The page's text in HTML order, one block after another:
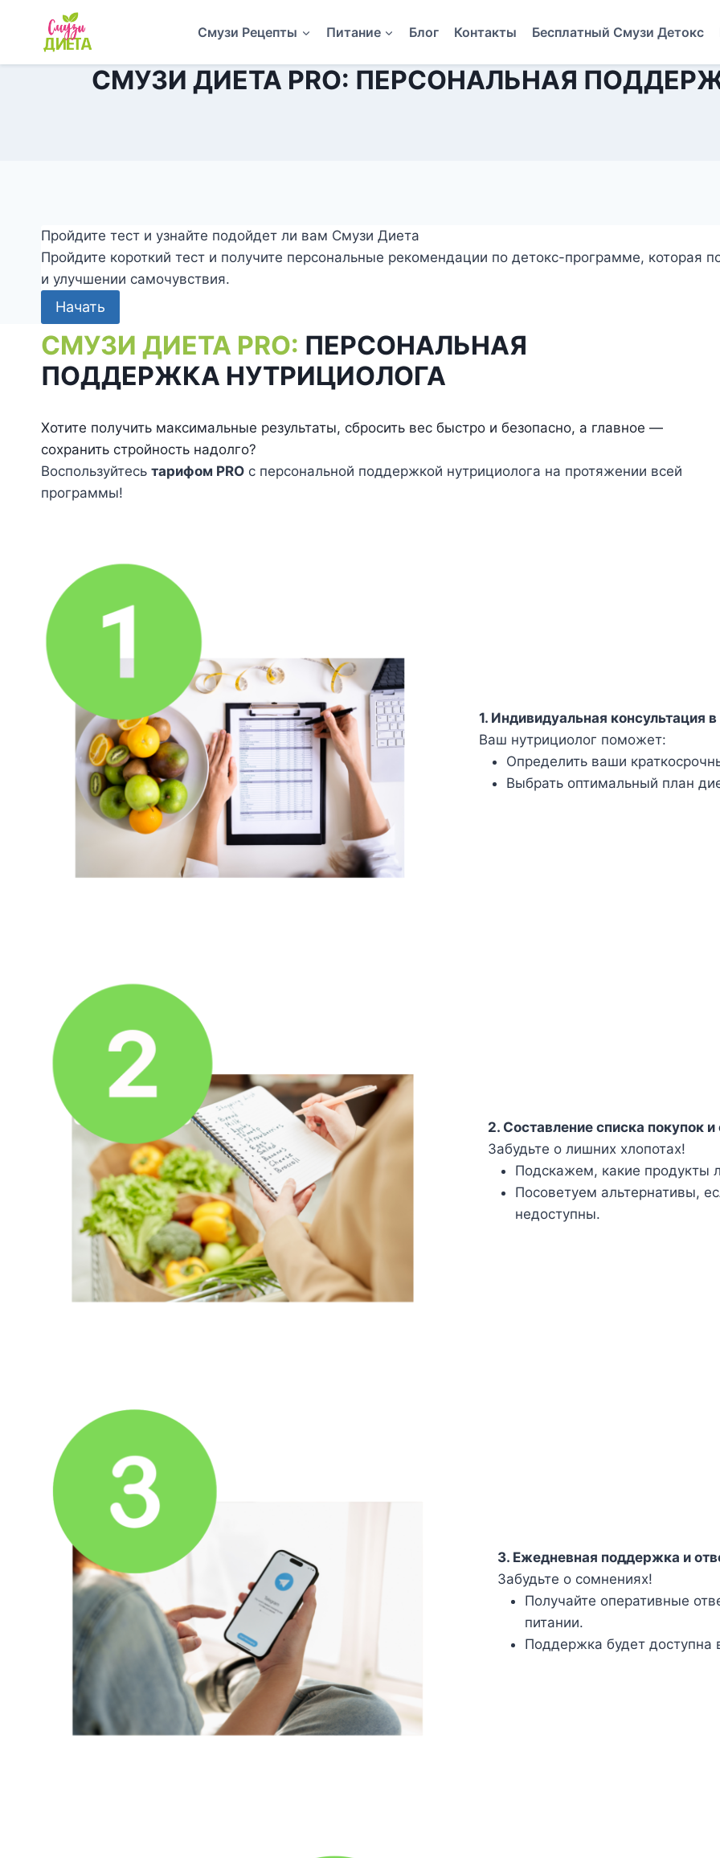
содержимому
Смузи Рецепты Питание Блог Контакты Бесплатный Смузи Детокс
СМУЗИ ДИЕТА PRO: ПЕРСОНАЛЬНАЯ
Пройдите тест и узнайте подойдет ли вам Смузи Диета
Пройдите короткий тест и получите персональные рекомендации по детокс-программе, которая
и улучшении самочувствия.
Начать
СМУЗИ ДИЕТА PRO: ПЕРСОНАЛЬНАЯ
ПОДДЕРЖКА НУТРИЦИОЛОГА
Хотите получить максимальные результаты, сбросить вес быстро и безопасно, а главное —
сохранить стройность надолго?
Воспользуйтесь тарифом PRO с персональной поддержкой нутрициолога на протяжении всей
программы!
1. Индивидуальная консультация
Ваш нутрициолог поможет:
Определить ваши
Выбрать оптимальный план
2. Составление списка покупок
Забудьте о лишних хлопотах!
Подскажем, какие продукты
Посоветуем альтернативы,
недоступны.
3. Ежедневная поддержка и
Забудьте о сомнениях!
Получайте оперативные
питании.
Поддержка будет доступна